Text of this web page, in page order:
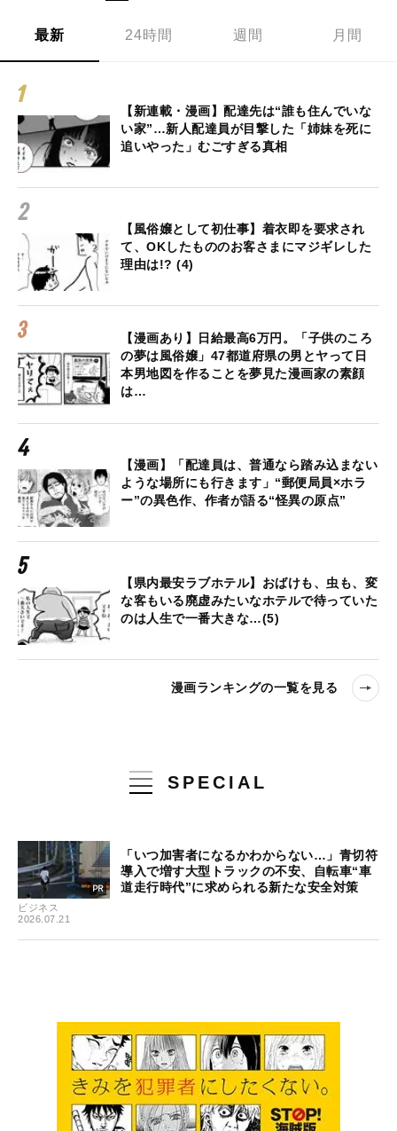
最新 24時間 週間 月間
【新連載・漫画】配達先は“誰も住んでいな
い家”…新人配達員が目撃した「姉妹を死に
追いやった」むごすぎる真相
【風俗嬢として初仕事】着衣即を要求され
て、OKしたもののお客さまにマジギレした
理由は!? (4)
【漫画あり】日給最高6万円。「子供のころ
の夢は風俗嬢」47都道府県の男とヤって日
本男地図を作ることを夢見た漫画家の素顔
は…
【漫画】「配達員は、普通なら踏み込まない
ような場所にも行きます」“郵便局員×ホラ
ー”の異色作、作者が語る“怪異の原点”
【県内最安ラブホテル】おばけも、虫も、変
な客もいる廃虚みたいなホテルで待っていた
のは人生で一番大きな…(5)
漫画ランキングの一覧を見る
SPECIAL
ビジネス
2026.07.21
「いつ加害者になるかわからない…」青切符
導入で増す大型トラックの不安、自転車“車
道走行時代”に求められる新たな安全対策